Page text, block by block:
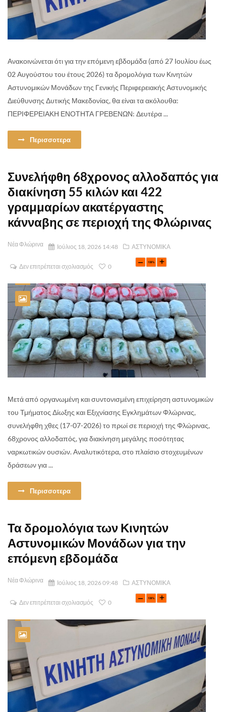
Ανακοινώνεται ότι για την επόμενη εβδομάδα (από 27 Ιουλίου έως
02 Αυγούστου του έτους 2026) τα δρομολόγια των Κινητών
Αστυνομικών Μονάδων της Γενικής Περιφερειακής Αστυνομικής
Διεύθυνσης Δυτικής Μακεδονίας, θα είναι τα ακόλουθα:
ΠΕΡΙΦΕΡΕΙΑΚΗ ΕΝΟΤΗΤΑ ΓΡΕΒΕΝΩΝ: Δευτέρα ...
Περισσοτερα
Συνελήφθη 68χρονος αλλοδαπός για
διακίνηση 55 κιλών και 422
γραμμαρίων ακατέργαστης
κάνναβης σε περιοχή της Φλώρινας
Νέα Φλώρινα Ιούλιος 18, 2026 14:48 ΑΣΤΥΝΟΜΙΚΑ
Δεν επιτρέπεται σχολιασμός 0
Μετά από οργανωμένη και συντονισμένη επιχείρηση αστυνομικών
του Τμήματος Δίωξης και Εξιχνίασης Εγκλημάτων Φλώρινας,
συνελήφθη χθες (17-07-2026) το πρωί σε περιοχή της Φλώρινας,
68χρονος αλλοδαπός, για διακίνηση μεγάλης ποσότητας
ναρκωτικών ουσιών. Αναλυτικότερα, στο πλαίσιο στοχευμένων
δράσεων για ...
Περισσοτερα
Τα δρομολόγια των Κινητών
Αστυνομικών Μονάδων για την
επόμενη εβδομάδα
Νέα Φλώρινα Ιούλιος 18, 2026 09:48 ΑΣΤΥΝΟΜΙΚΑ
Δεν επιτρέπεται σχολιασμός 0